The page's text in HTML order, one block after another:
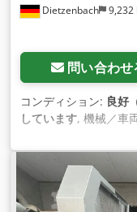
Dietzenbach 9,232
問い合わせ
コンディション: 良好
しています, 機械／車
mm, 全幅:2,500 mm
テーブル長さ:450 mm
kg（キログラム）, 入
カー:
CHARMILLES,